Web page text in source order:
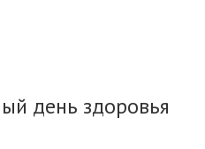
день здоровья